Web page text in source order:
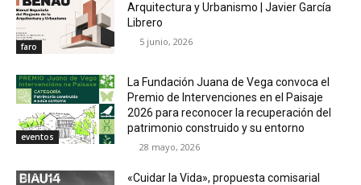
faro
Arquitectura y Urbanismo | Javier García
Librero
5 junio, 2026
eventos
La Fundación Juana de Vega convoca el
Premio de Intervenciones en el Paisaje
2026 para reconocer la recuperación del
patrimonio construido y su entorno
28 mayo, 2026
«Cuidar la Vida», propuesta comisarial